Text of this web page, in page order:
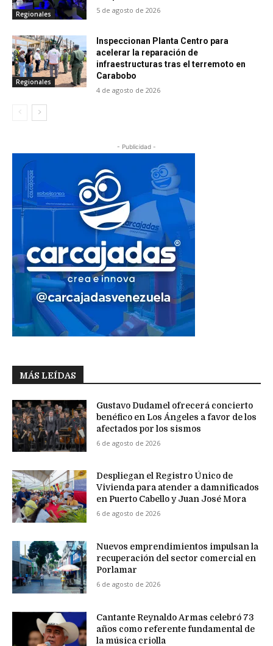
Regionales 5 de agosto de 2026
Regionales
Inspeccionan Planta Centro para
acelerar la reparación de
infraestructuras tras el terremoto en
Carabobo
4 de agosto de 2026
- Publicidad -
MÁS LEÍDAS
Gustavo Dudamel ofrecerá concierto
benéfico en Los Ángeles a favor de los
afectados por los sismos
6 de agosto de 2026
Despliegan el Registro Único de
Vivienda para atender a damnificados
en Puerto Cabello y Juan José Mora
6 de agosto de 2026
Nuevos emprendimientos impulsan la
recuperación del sector comercial en
Porlamar
6 de agosto de 2026
Cantante Reynaldo Armas celebró 73
años como referente fundamental de
la música criolla